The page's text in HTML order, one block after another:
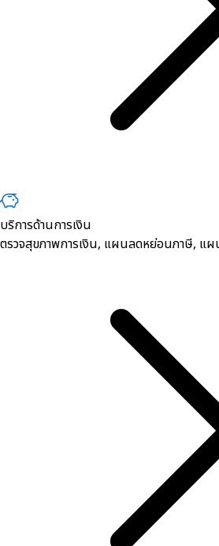
บริการด้านการเงิน
ตรวจสุขภาพการเงิน, ​แผนลดหย่อนภาษี, แ